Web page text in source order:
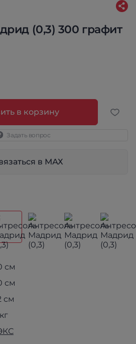
(0,3) 300 графит
в корзину
Задать вопрос
в МАХ
см
см
см